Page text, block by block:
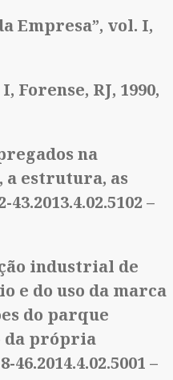
Empresa”, vol. I,
Forense, RJ, 1990,
na
a estrutura, as
–
industrial de
e do uso da marca
do parque
da própria
–